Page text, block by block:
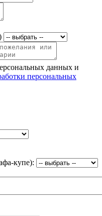
данных и
персональных
купе):